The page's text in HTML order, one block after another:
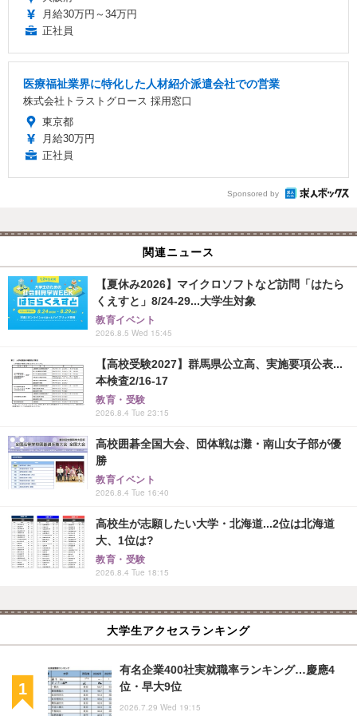
月給30万円～34万円
正社員
医療福祉業界に特化した人材紹介派遣会社での営業
株式会社トラストグロース 採用窓口
東京都
月給30万円
正社員
Sponsored by
関連ニュース
【夏休み2026】マイクロソフトなど訪問「はたら
くえすと」8/24-29...大学生対象
教育イベント
2026.8.5 Wed 15:45
【高校受験2027】群馬県公立高、実施要項公表...
本検査2/16-17
教育・受験
2026.8.4 Tue 23:15
高校囲碁全国大会、団体戦は灘・南山女子部が優
勝
教育イベント
2026.8.4 Tue 16:40
高校生が志願したい大学・北海道...2位は北海道
大、1位は?
教育・受験
2026.8.4 Tue 18:15
大学生アクセスランキング
有名企業400社実就職率ランキング…慶應4
位・早大9位
2026.7.29 Wed 19:15